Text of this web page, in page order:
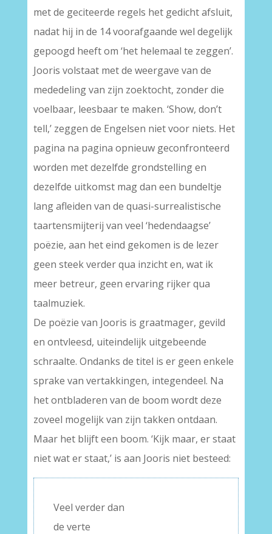
met de geciteerde regels het gedicht afsluit,
nadat hij in de 14 voorafgaande wel degelijk
gepoogd heeft om ‘het helemaal te zeggen’.
Jooris volstaat met de weergave van de
mededeling van zijn zoektocht, zonder die
voelbaar, leesbaar te maken. ‘Show, don’t
tell,’ zeggen de Engelsen niet voor niets. Het
pagina na pagina opnieuw geconfronteerd
worden met dezelfde grondstelling en
dezelfde uitkomst mag dan een bundeltje
lang afleiden van de quasi-surrealistische
taartensmijterij van veel ‘hedendaagse’
poëzie, aan het eind gekomen is de lezer
geen steek verder qua inzicht en, wat ik
meer betreur, geen ervaring rijker qua
taalmuziek.
De poëzie van Jooris is graatmager, gevild
en ontvleesd, uiteindelijk uitgebeende
schraalte. Ondanks de titel is er geen enkele
sprake van vertakkingen, integendeel. Na
het ontbladeren van de boom wordt deze
zoveel mogelijk van zijn takken ontdaan.
Maar het blijft een boom. ‘Kijk maar, er staat
niet wat er staat,’ is aan Jooris niet besteed:
Veel verder dan
de verte